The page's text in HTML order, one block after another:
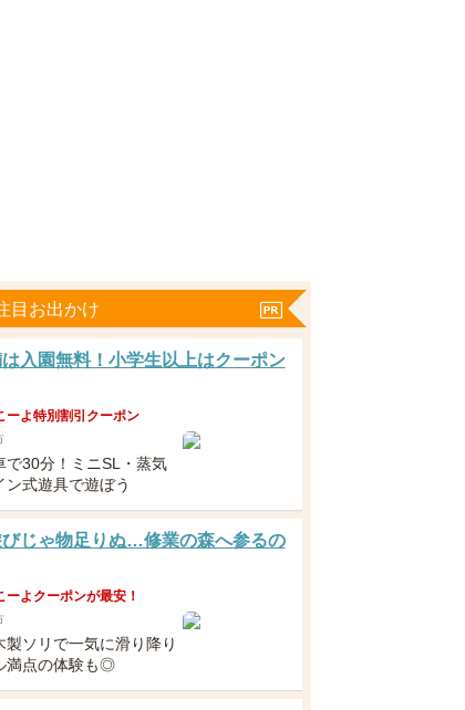
目お出かけ
入園無料！小学生以上はクーポン
ーよ特別割引クーポン
で30分！ミニSL・蒸気
ン式遊具で遊ぼう
じゃ物足りぬ…修業の森へ参るの
ーよクーポンが最安！
製ソリで一気に滑り降り
満点の体験も◎